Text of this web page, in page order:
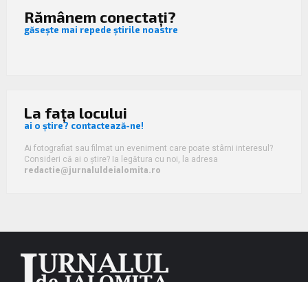
Rămânem conectați?
găsește mai repede știrile noastre
La fața locului
ai o știre? contactează-ne!
Ai fotografiat sau filmat un eveniment care poate stârni interesul?
Consideri că ai o știre? Ia legătura cu noi, la adresa
redactie@jurnaluldeialomita.ro